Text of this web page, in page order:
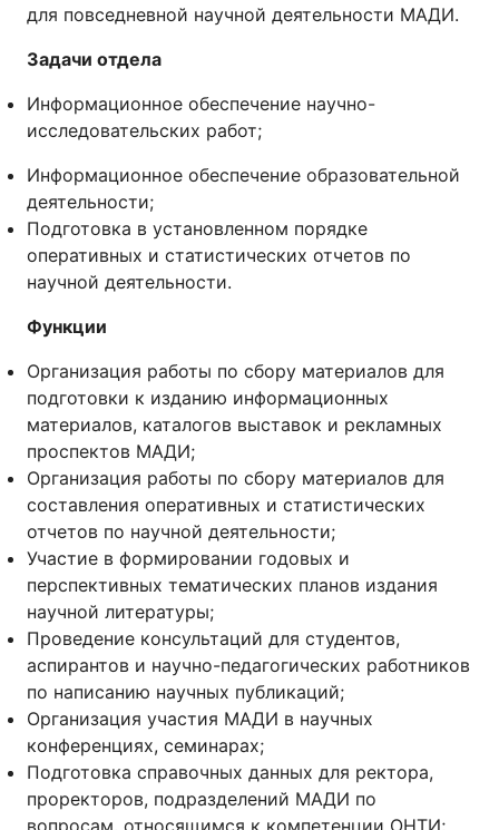
для повседневной научной деятельности МАДИ.
Задачи отдела
Информационное обеспечение научно-
исследовательских работ;
Информационное обеспечение образовательной
деятельности;
Подготовка в установленном порядке
оперативных и статистических отчетов по
научной деятельности.
Функции
Организация работы по сбору материалов для
подготовки к изданию информационных
материалов, каталогов выставок и рекламных
проспектов МАДИ;
Организация работы по сбору материалов для
составления оперативных и статистических
отчетов по научной деятельности;
Участие в формировании годовых и
перспективных тематических планов издания
научной литературы;
Проведение консультаций для студентов,
аспирантов и научно-педагогических работников
по написанию научных публикаций;
Организация участия МАДИ в научных
конференциях, семинарах;
Подготовка справочных данных для ректора,
проректоров, подразделений МАДИ по
вопросам, относящимся к компетенции ОНТИ;